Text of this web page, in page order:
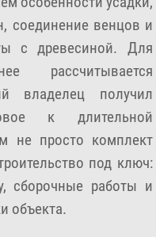
соединение венцов и
с древесиной. Для
рассчитывается
владелец получил
к длительной
не просто комплект
под ключ:
сборочные работы и
объекта.